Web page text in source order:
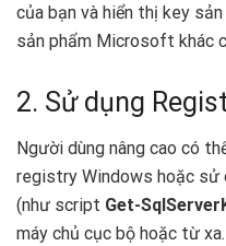
của bạn và hiển thị key
sản phẩm Microsoft khác
2. Sử dụng
Người dùng nâng cao có
registry Windows hoặc sử
(như script Get-
máy chủ cục bộ hoặc từ xa.